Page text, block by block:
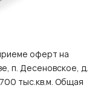
оферт на
п. Десеновское, д.
тыс.кв.м. Общая